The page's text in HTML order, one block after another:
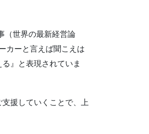
（世界の最新経営論
カーと⾔えば聞こえは
』と表現されていま
援していくことで、上